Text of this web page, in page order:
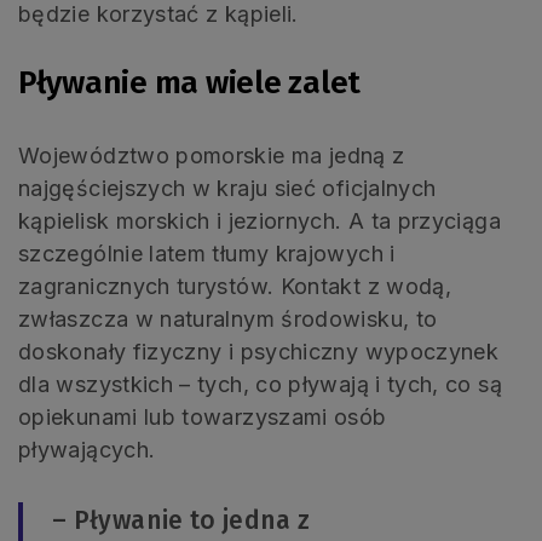
będzie korzystać z kąpieli.
Pływanie ma wiele zalet
Województwo pomorskie ma jedną z
najgęściejszych w kraju sieć oficjalnych
kąpielisk morskich i jeziornych. A ta przyciąga
szczególnie latem tłumy krajowych i
zagranicznych turystów. Kontakt z wodą,
zwłaszcza w naturalnym środowisku, to
doskonały fizyczny i psychiczny wypoczynek
dla wszystkich – tych, co pływają i tych, co są
opiekunami lub towarzyszami osób
pływających.
– Pływanie to jedna z